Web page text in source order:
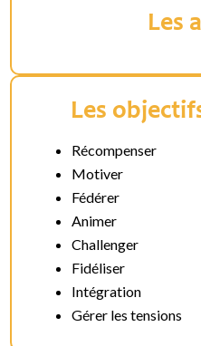
Les
Les
Récompenser
Motiver
Fédérer
Animer
Challenger
Fidéliser
Intégration
Gérer les tensions